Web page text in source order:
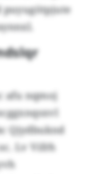
puyugötpjute
afu nqmoj
Qjydbuknd
Lv Vifrh